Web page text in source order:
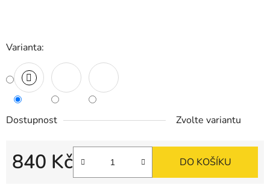
Varianta:
Dostupnost Zvolte variantu
840 Kč DO KOŠÍKU